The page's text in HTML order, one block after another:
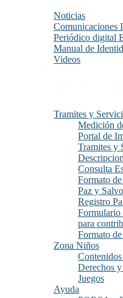
Noticias
Comunicaciones
Periódico digital
Manual de
Videos
Tramites y
Medición
Portal de
Tramites y
Consulta
Formato
Paz y
Registro
Formulario
para
Formato
Zona Niños
Derechos
Juegos
Ayuda